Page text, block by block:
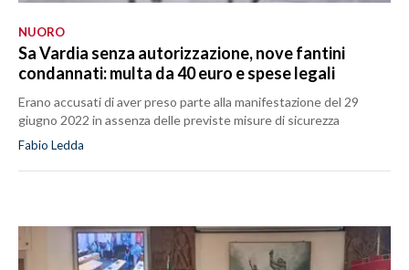
NUORO
Sa Vardia senza autorizzazione, nove fantini
condannati: multa da 40 euro e spese legali
Erano accusati di aver preso parte alla manifestazione del 29
giugno 2022 in assenza delle previste misure di sicurezza
Fabio Ledda